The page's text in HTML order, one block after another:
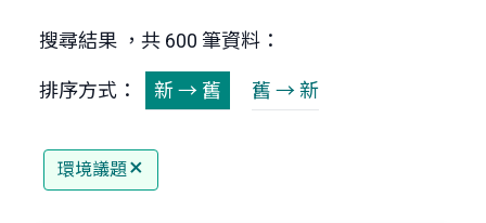
搜尋結果 ，共 600 筆資料：
排序方式： 新 → 舊 舊 → 新
環境議題